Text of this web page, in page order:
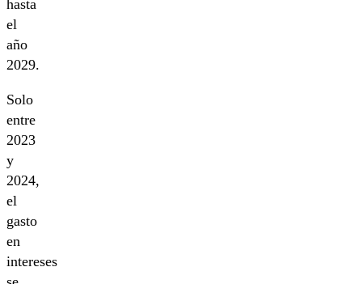
hasta
el
año
2029.
Solo
entre
2023
y
2024,
el
gasto
en
intereses